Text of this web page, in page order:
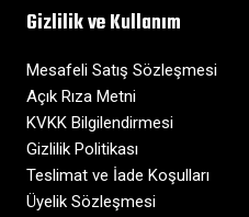
Gizlilik ve Kullanım
Mesafeli Satış Sözleşmesi
Açık Rıza Metni
KVKK Bilgilendirmesi
Gizlilik Politikası
Teslimat ve İade Koşulları
Üyelik Sözleşmesi